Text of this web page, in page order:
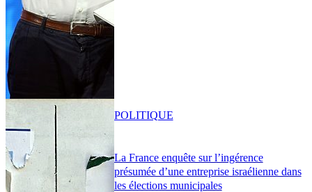
La France enquête sur l’ingérence
présumée d’une entreprise israélienne dans
les élections municipales
POLITIQUE